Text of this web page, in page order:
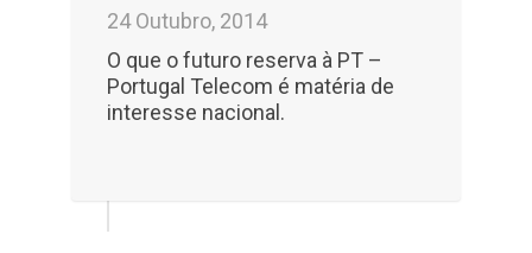
24 Outubro, 2014
O que o futuro reserva à PT –
Portugal Telecom é matéria de
interesse nacional.